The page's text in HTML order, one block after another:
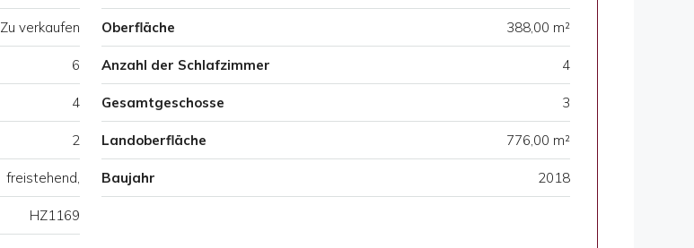
Zu verkaufen Oberfläche 388,00 m²
6 Anzahl der Schlafzimmer 4
4 Gesamtgeschosse 3
2 Landoberfläche 776,00 m²
freistehend, Baujahr 2018
HZ1169